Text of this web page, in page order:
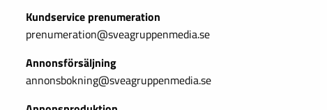
Kundservice prenumeration
prenumeration@sveagruppenmedia.se
Annonsförsäljning
annonsbokning@sveagruppenmedia.se